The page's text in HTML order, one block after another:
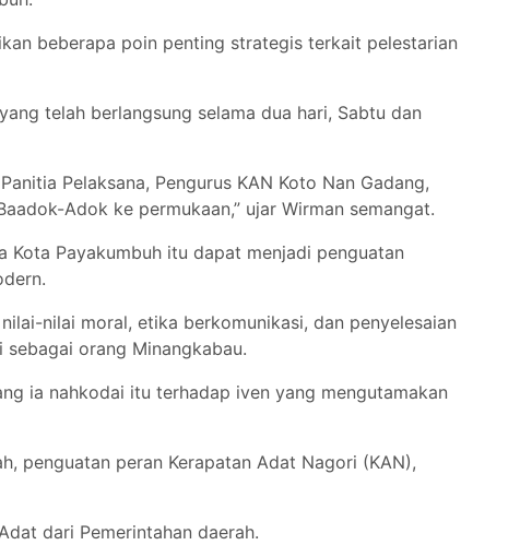
beberapa poin penting strategis terkait pelestarian
telah berlangsung selama dua hari, Sabtu dan
Pelaksana, Pengurus KAN Koto Nan Gadang,
Adok ke permukaan,” ujar Wirman semangat.
Kota Payakumbuh itu dapat menjadi penguatan
nilai moral, etika berkomunikasi, dan penyelesaian
orang Minangkabau.
ia nahkodai itu terhadap iven yang mengutamakan
penguatan peran Kerapatan Adat Nagori (KAN),
dari Pemerintahan daerah.